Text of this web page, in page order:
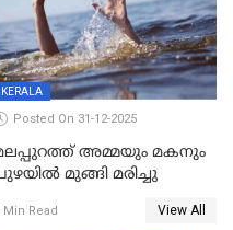
KERALA
Posted On 31-12-2025
അമ്മയും മകനും
മുങ്ങി മരിച്ചു
Min Read View All